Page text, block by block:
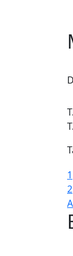
1
2